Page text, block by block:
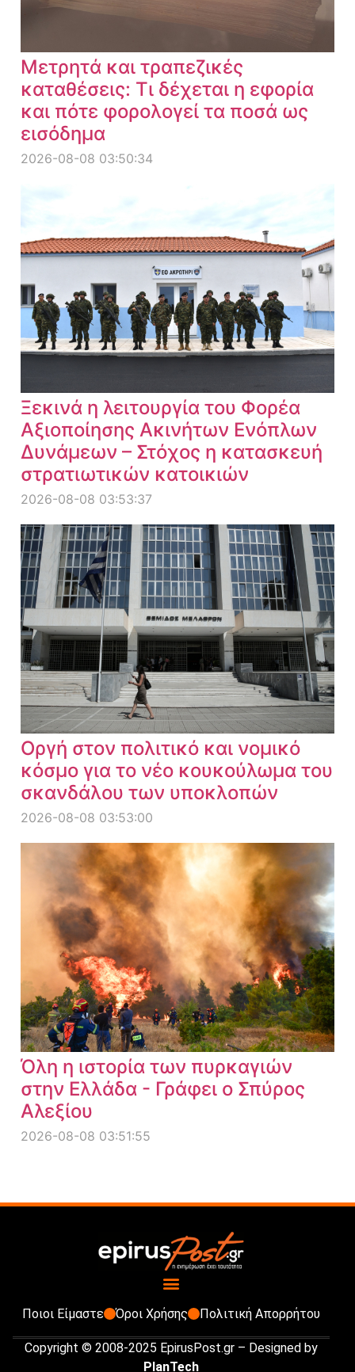
Μετρητά και τραπεζικές
καταθέσεις: Τι δέχεται η εφορία
και πότε φορολογεί τα ποσά ως
εισόδημα
2026-08-08 03:50:34
Ξεκινά η λειτουργία του Φορέα
Αξιοποίησης Ακινήτων Ενόπλων
Δυνάμεων – Στόχος η κατασκευή
στρατιωτικών κατοικιών
2026-08-08 03:53:37
Οργή στον πολιτικό και νομικό
κόσμο για το νέο κουκούλωμα του
σκανδάλου των υποκλοπών
2026-08-08 03:53:00
Όλη η ιστορία των πυρκαγιών
στην Ελλάδα - Γράφει ο Σπύρος
Αλεξίου
2026-08-08 03:51:55
Ποιοι Είμαστε Όροι Χρήσης Πολιτική Απορρήτου
Copyright © 2008-2025 EpirusPost.gr – Designed by
PlanTech